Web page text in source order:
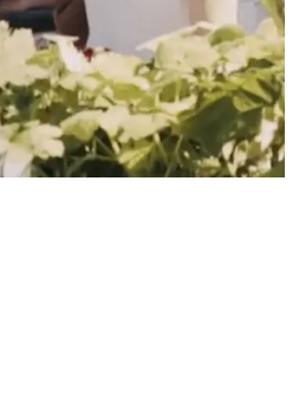
Tang J. Analysis on the changes of objective
collamer lens (ICL) implantation surgery.
2024 Jul;262(7):2321-2328.